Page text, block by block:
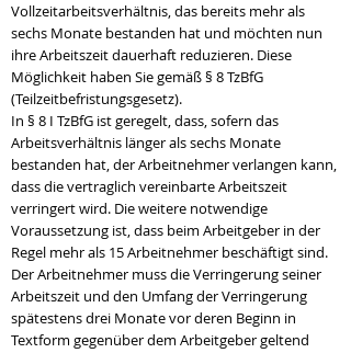
Vollzeitarbeitsverhältnis, das bereits mehr als
sechs Monate bestanden hat und möchten nun
ihre Arbeitszeit dauerhaft reduzieren. Diese
Möglichkeit haben Sie gemäß § 8 TzBfG
(Teilzeitbefristungsgesetz).
In § 8 I TzBfG ist geregelt, dass, sofern das
Arbeitsverhältnis länger als sechs Monate
bestanden hat, der Arbeitnehmer verlangen kann,
dass die vertraglich vereinbarte Arbeitszeit
verringert wird. Die weitere notwendige
Voraussetzung ist, dass beim Arbeitgeber in der
Regel mehr als 15 Arbeitnehmer beschäftigt sind.
Der Arbeitnehmer muss die Verringerung seiner
Arbeitszeit und den Umfang der Verringerung
spätestens drei Monate vor deren Beginn in
Textform gegenüber dem Arbeitgeber geltend